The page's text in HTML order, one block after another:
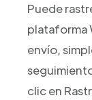
Puede
plataforma
envío,
clic en